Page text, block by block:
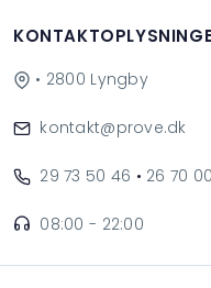
• 2800 Lyngby
kontakt@prove.dk
29 73 50 46 • 26 70
08:00 - 22:00